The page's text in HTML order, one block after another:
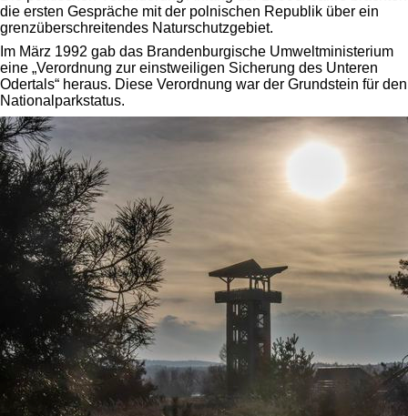
die ersten Gespräche mit der polnischen Republik über ein
grenzüberschreitendes Naturschutzgebiet.
Im März 1992 gab das Brandenburgische Umweltministerium
eine „Verordnung zur einstweiligen Sicherung des Unteren
Odertals“ heraus. Diese Verordnung war der Grundstein für den
Nationalparkstatus.